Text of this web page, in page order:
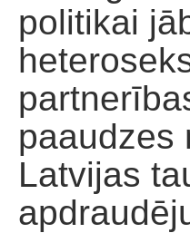
politikai
paaudzes
Latvijas